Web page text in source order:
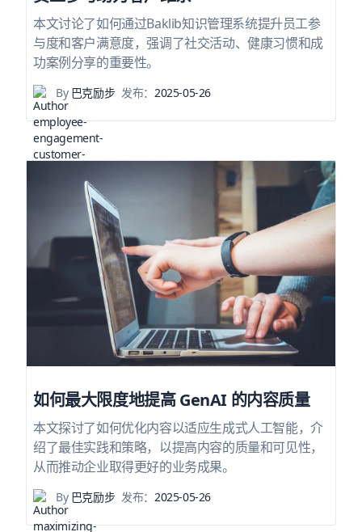
本文讨论了如何通过Baklib知识管理系统提升员工参
与度和客户满意度，强调了社交活动、健康习惯和成
功案例分享的重要性。
By巴克励步 发布： 2025-05-26
如何最大限度地提高 GenAI 的内容质量
本文探讨了如何优化内容以适应生成式人工智能，介
绍了最佳实践和策略，以提高内容的质量和可见性，
从而推动企业取得更好的业务成果。
By巴克励步 发布：2025-05-26